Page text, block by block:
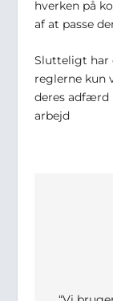
hverken på
af at passe
Slutteligt har
reglerne kun
deres adfærd
arbejd